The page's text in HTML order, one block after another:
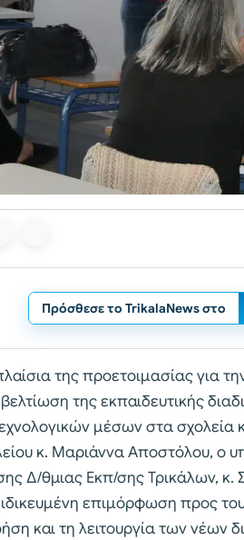
Πρόσθεσε το TrikalaNews στο
της προετοιμασίας για
της εκπαιδευτικής
μέσων στα σχολεία
κ. Μαριάννα Αποστόλου, ο
Δ/θμιας Εκπ/σης Τρικάλων, κ.
επιμόρφωση προς
και τη λειτουργία των